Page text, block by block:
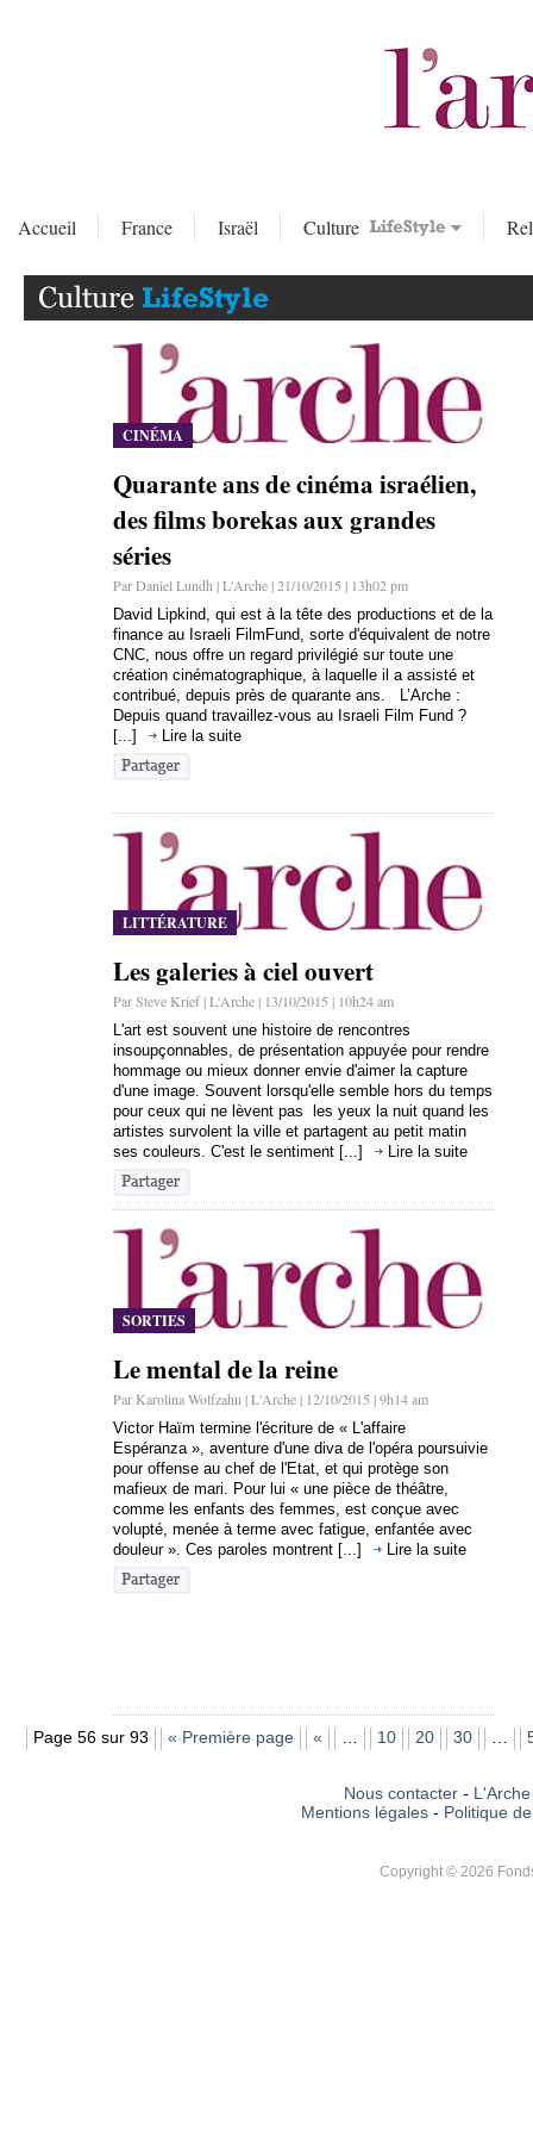
Accueil France Israël Culture
CINÉMA
Quarante ans de cinéma israélien,
des films borekas aux grandes
séries
Par Daniel Lundh | L'Arche | 21/10/2015 | 13h02 pm
David Lipkind, qui est à la tête des productions et de la
finance au Israeli FilmFund, sorte d'équivalent de notre
CNC, nous offre un regard privilégié sur toute une
création cinématographique, à laquelle il a assisté et
contribué, depuis près de quarante ans. L’Arche :
Depuis quand travaillez-vous au Israeli Film Fund ?
[...]
Lire la suite
LITTÉRATURE
Les galeries à ciel ouvert
Par Steve Krief | L'Arche | 13/10/2015 | 10h24 am
L'art est souvent une histoire de rencontres
insoupçonnables, de présentation appuyée pour rendre
hommage ou mieux donner envie d'aimer la capture
d'une image. Souvent lorsqu'elle semble hors du temps
pour ceux qui ne lèvent pas les yeux la nuit quand les
artistes survolent la ville et partagent au petit matin
ses couleurs. C'est le sentiment [...]
Lire la suite
SORTIES
Le mental de la reine
Par Karolina Wolfzahn | L'Arche | 12/10/2015 | 9h14 am
Victor Haïm termine l'écriture de « L'affaire
Espéranza », aventure d'une diva de l'opéra poursuivie
pour offense au chef de l'Etat, et qui protège son
mafieux de mari. Pour lui « une pièce de théâtre,
comme les enfants des femmes, est conçue avec
volupté, menée à terme avec fatigue, enfantée avec
douleur ». Ces paroles montrent [...]
Lire la suite
Page 56 sur 93 « Première page « 10 20 30
Nous contacter-
Mentions légales - Politique
Copyright © 2026